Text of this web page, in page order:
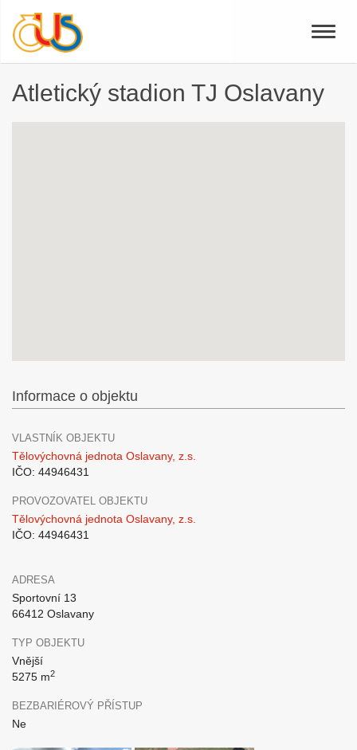
Toggle
Atletický stadion TJ Oslavany
Informace o objektu
VLASTNÍK OBJEKTU
Tělovýchovná jednota Oslavany, z.s.
IČO: 44946431
PROVOZOVATEL OBJEKTU
Tělovýchovná jednota Oslavany, z.s.
IČO: 44946431
ADRESA
Sportovní 13
66412 Oslavany
TYP OBJEKTU
Vnější
5275 m2
BEZBARIÉROVÝ PŘÍSTUP
Ne